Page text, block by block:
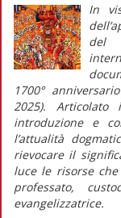
In
del
1700°
2025). Articolato
introduzione e
l’attualità
rievocare il
luce le risorse
professato,
evangelizzatrice.